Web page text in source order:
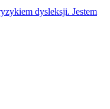
dysleksji. Jestem